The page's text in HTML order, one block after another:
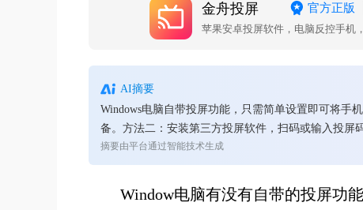
金舟投屏 官方正版
苹果安卓投屏软件，电脑反控手机
AI摘要
Windows电脑自带投屏功能，只需简单设置即可将手
备。方法二：安装第三方投屏软件，扫码或输入投屏
摘要由平台通过智能技术生成
Window电脑有没有自带的投屏功